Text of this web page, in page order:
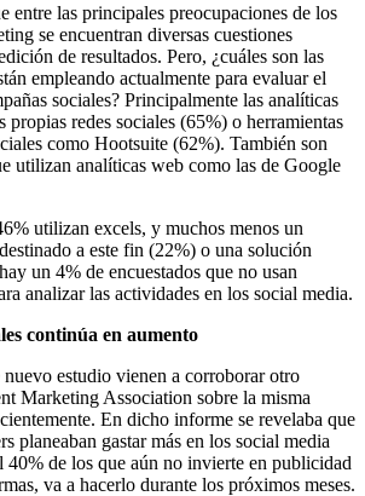
entre las principales preocupaciones de los
se encuentran diversas cuestiones
de resultados. Pero, ¿cuáles son las
empleando actualmente para evaluar el
sociales? Principalmente las analíticas
propias redes sociales (65%) o herramientas
como Hootsuite (62%). También son
utilizan analíticas web como las de Google
utilizan excels, y muchos menos un
a este fin (22%) o una solución
un 4% de encuestados que no usan
analizar las actividades en los social media.
continúa en aumento
nuevo estudio vienen a corroborar otro
Marketing Association sobre la misma
En dicho informe se revelaba que
planeaban gastar más en los social media
40% de los que aún no invierte en publicidad
va a hacerlo durante los próximos meses.